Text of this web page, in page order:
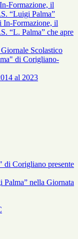
Formazione, il
“Luigi Palma”
In-Formazione, il
“L. Palma” che apre
Scolastico
di Corigliano-
al 2023
di Corigliano presente
nella Giornata